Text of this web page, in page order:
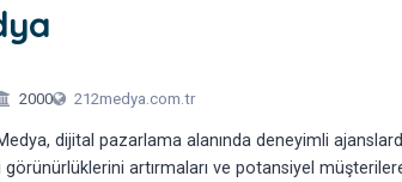
2000 212medya.com.tr
dijital pazarlama alanında deneyimli
artırmaları ve potansiyel